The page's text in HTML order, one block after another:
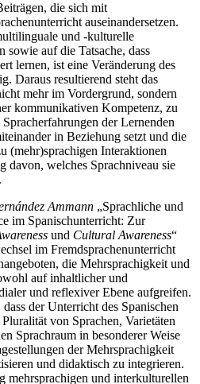
die sich mit
auseinandersetzen.
und -kulturelle
sowie auf die Tatsache, dass
lernen, ist eine Veränderung des
Daraus resultierend steht das
mehr im Vordergrund, sondern
kommunikativen Kompetenz, zu
der Lernenden
in Beziehung setzt und die
(mehr)sprachigen Interaktionen
davon, welches Sprachniveau sie
Ammann „Sprachliche und
im Spanischunterricht: Zur
und Cultural Awareness“
im Fremdsprachenunterricht
die Mehrsprachigkeit und
auf inhaltlicher und
und reflexiver Ebene aufgreifen.
der Unterricht des Spanischen
von Sprachen, Varietäten
Sprachraum in besonderer Weise
der Mehrsprachigkeit
und didaktisch zu integrieren.
mehrsprachigen und interkulturellen